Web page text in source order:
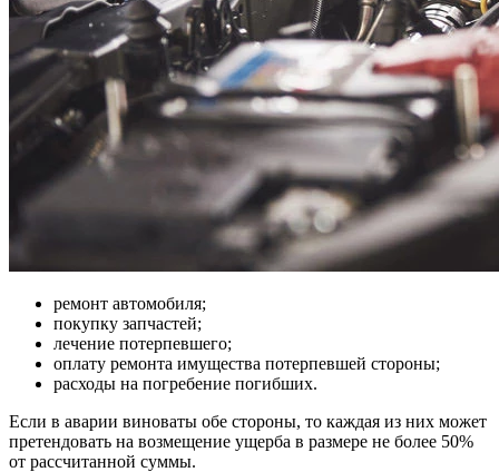
ремонт автомобиля;
покупку запчастей;
лечение потерпевшего;
оплату ремонта имущества потерпевшей стороны;
расходы на погребение погибших.
Если в аварии виноваты обе стороны, то каждая из них может
претендовать на возмещение ущерба в размере не более 50%
от рассчитанной суммы.